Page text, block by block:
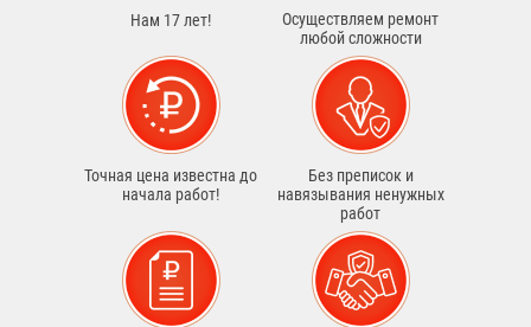
Нам 17 лет!
Осуществляем ремонт
любой сложности
Точная цена известна до
начала работ!
Без преписок и
навязывания ненужных
работ